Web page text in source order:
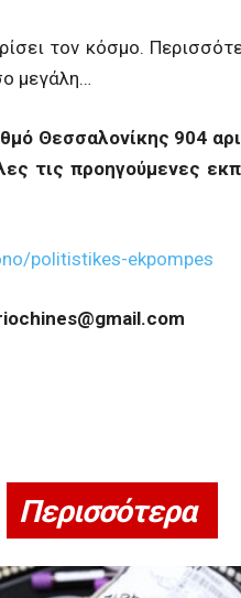
τον κόσμο.
μεγάλη…
Θεσσαλονίκης 904
τις προηγούμενες
politistikes-ekpompes
@gmail.com
Περισσότερα